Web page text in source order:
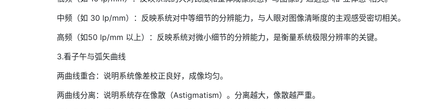
中频（如 30 lp/mm）：反映系统对中等细节的分辨能力，与人眼对图像清晰度的主观感受密切相关。
高频（如50 lp/mm 以上）：反映系统对微小细节的分辨能力，是衡量系统极限分辨率的关键。
3.看子午与弧矢曲线
两曲线重合：说明系统像差校正良好，成像均匀。
两曲线分离：说明系统存在像散（Astigmatism）。分离越大，像散越严重。